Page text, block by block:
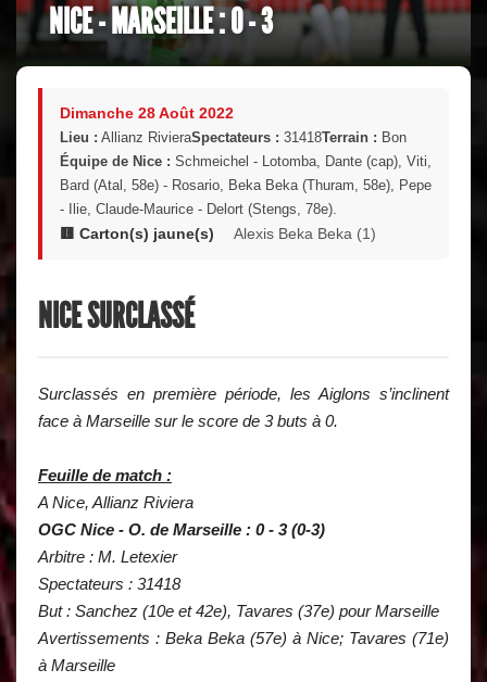
NICE - MARSEILLE : 0 - 3
Dimanche 28 Août 2022
Lieu : Allianz RivieraSpectateurs : 31418Terrain : Bon
Équipe de Nice : Schmeichel - Lotomba, Dante (cap), Viti,
Bard (Atal, 58e) - Rosario, Beka Beka (Thuram, 58e), Pepe
- Ilie, Claude-Maurice - Delort (Stengs, 78e).
🟨 Carton(s) jaune(s) Alexis Beka Beka (1)
NICE SURCLASSÉ
Surclassés en première période, les Aiglons s’inclinent
face à Marseille sur le score de 3 buts à 0.
Feuille de match :
A Nice, Allianz Riviera
OGC Nice - O. de Marseille : 0 - 3 (0-3)
Arbitre : M. Letexier
Spectateurs : 31418
But : Sanchez (10e et 42e), Tavares (37e) pour Marseille
Avertissements : Beka Beka (57e) à Nice; Tavares (71e)
à Marseille